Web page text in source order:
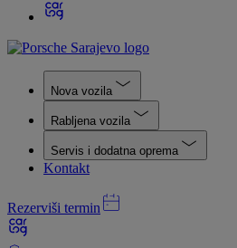
Nova vozila
Rabljena vozila
Servis i dodatna oprema
Kontakt
Rezerviši termin